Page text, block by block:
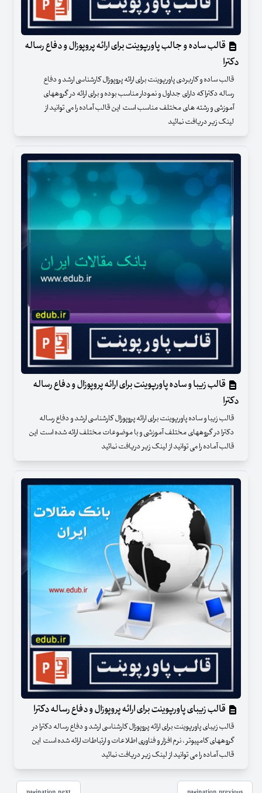
قالب ساده و جالب پاورپوینت برای ارائه پروپوزال و دفاع رساله
دکترا
قالب ساده و کاربردی پاورپوینت برای ارائه پروپوزال کارشناسی ارشد و دفاع
رساله دکترا که دارای جداول و نمودار مناسب بوده و برای ارائه در گروههای
آموزشی و رشته های مختلف مناسب است این قالب آماده را می توانید از
لینک زیر دریافت نمائید
قالب زیبا و ساده پاورپوینت برای ارائه پروپوزال و دفاع رساله
دکترا
قالب زیبا و ساده پاورپوینت برای ارائه پروپوزال کارشناسی ارشد و دفاع رساله
دکترا در گروههای مختلف آموزشی و با موضوعات مختلف ارائه شده است این
قالب آماده را می توانید از لینک زیر دریافت نمائید
قالب زیبای پاورپوینت برای ارائه پروپوزال و دفاع رساله دکترا
قالب زیبای پاورپوینت برای ارائه پروپوزال کارشناسی ارشد و دفاع رساله دکترا در
گروههای کامپیوتر ، نرم افزار و فناوری اطلاعات و ارتباطات ارائه شده است این
قالب آماده را می توانید از لینک زیر دریافت نمائید